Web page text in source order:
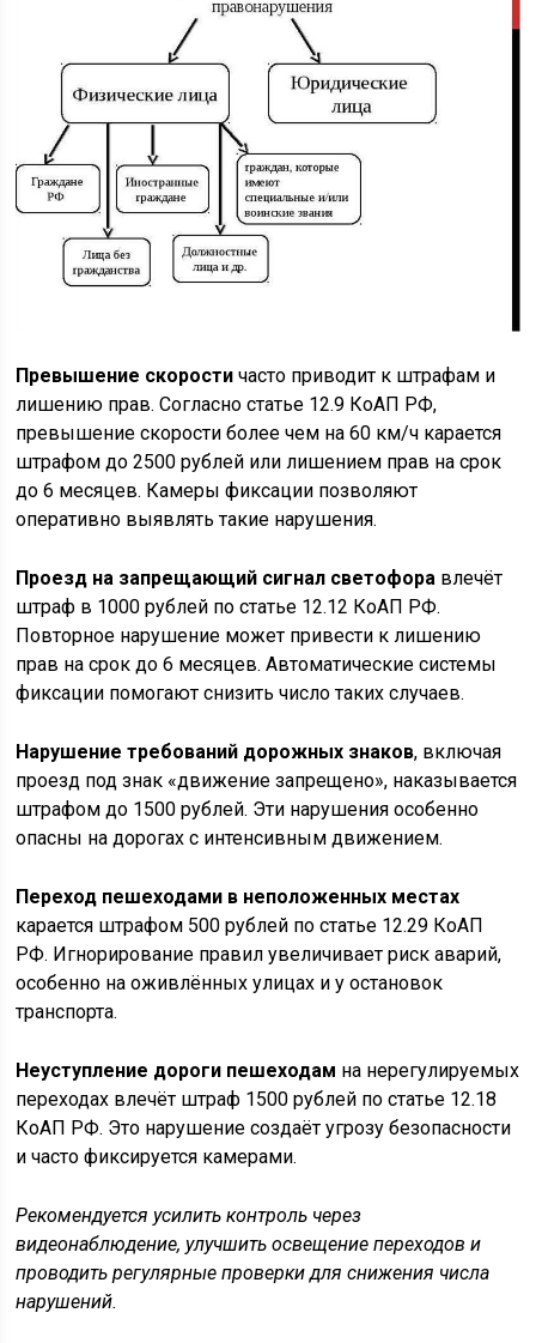
Превышение скорости часто приводит к штрафам и
лишению прав. Согласно статье 12.9 КоАП РФ,
превышение скорости более чем на 60 км/ч карается
штрафом до 2500 рублей или лишением прав на срок
до 6 месяцев. Камеры фиксации позволяют
оперативно выявлять такие нарушения.
Проезд на запрещающий сигнал светофора влечёт
штраф в 1000 рублей по статье 12.12 КоАП РФ.
Повторное нарушение может привести к лишению
прав на срок до 6 месяцев. Автоматические системы
фиксации помогают снизить число таких случаев.
Нарушение требований дорожных знаков, включая
проезд под знак «движение запрещено», наказывается
штрафом до 1500 рублей. Эти нарушения особенно
опасны на дорогах с интенсивным движением.
Переход пешеходами в неположенных местах
карается штрафом 500 рублей по статье 12.29 КоАП
РФ. Игнорирование правил увеличивает риск аварий,
особенно на оживлённых улицах и у остановок
транспорта.
Неуступление дороги пешеходам на нерегулируемых
переходах влечёт штраф 1500 рублей по статье 12.18
КоАП РФ. Это нарушение создаёт угрозу безопасности
и часто фиксируется камерами.
Рекомендуется усилить контроль через
видеонаблюдение, улучшить освещение переходов и
проводить регулярные проверки для снижения числа
нарушений.